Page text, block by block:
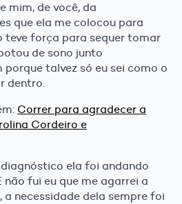
mim, de você, da
que ela me colocou para
teve força para sequer tomar
de sono junto
porque talvez só eu sei como o
dentro.
Correr para agradecer a
Cordeiro e
ela foi andando
não fui eu que me agarrei a
a necessidade dela sempre foi